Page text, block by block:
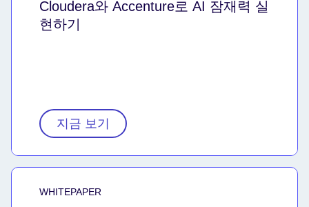
Cloudera와 Accenture로 AI 잠재력 실
현하기
지금 보기
WHITEPAPER